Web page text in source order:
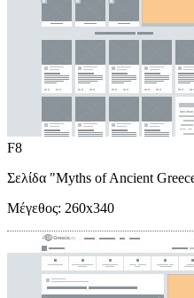
F8
Σελίδα "Myths of Ancient
Μέγεθος: 260x340